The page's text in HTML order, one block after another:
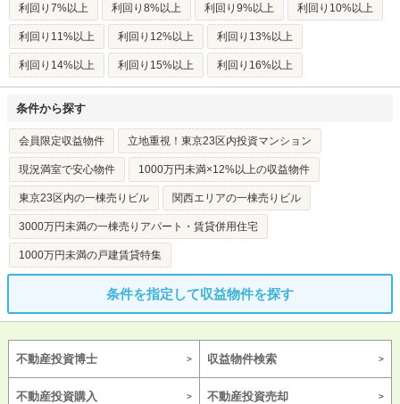
利回り7%以上 利回り8%以上 利回り9%以上 利回り10%以上
利回り11%以上 利回り12%以上 利回り13%以上
利回り14%以上 利回り15%以上 利回り16%以上
条件から探す
会員限定収益物件 立地重視！東京23区内投資マンション
現況満室で安心物件 1000万円未満×12%以上の収益物件
東京23区内の一棟売りビル 関西エリアの一棟売りビル
3000万円未満の一棟売りアパート・賃貸併用住宅
1000万円未満の戸建賃貸特集
条件を指定して収益物件を探す
不動産投資博士 収益物件検索
不動産投資購入 不動産投資売却